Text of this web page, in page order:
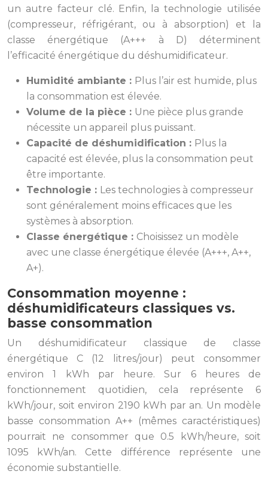
un autre facteur clé. Enfin, la technologie utilisée
(compresseur, réfrigérant, ou à absorption) et la
classe énergétique (A+++ à D) déterminent
l’efficacité énergétique du déshumidificateur.
Humidité ambiante : Plus l’air est humide, plus
la consommation est élevée.
Volume de la pièce : Une pièce plus grande
nécessite un appareil plus puissant.
Capacité de déshumidification : Plus la
capacité est élevée, plus la consommation peut
être importante.
Technologie : Les technologies à compresseur
sont généralement moins efficaces que les
systèmes à absorption.
Classe énergétique : Choisissez un modèle
avec une classe énergétique élevée (A+++, A++,
A+).
Consommation moyenne :
déshumidificateurs classiques vs.
basse consommation
Un déshumidificateur classique de classe
énergétique C (12 litres/jour) peut consommer
environ 1 kWh par heure. Sur 6 heures de
fonctionnement quotidien, cela représente 6
kWh/jour, soit environ 2190 kWh par an. Un modèle
basse consommation A++ (mêmes caractéristiques)
pourrait ne consommer que 0.5 kWh/heure, soit
1095 kWh/an. Cette différence représente une
économie substantielle.